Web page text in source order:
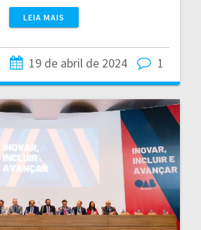
LEIA MAIS
19 de abril de 2024 1